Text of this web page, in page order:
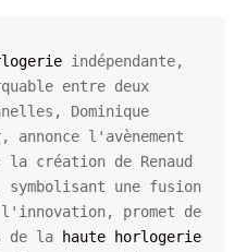
indépendante,
entre deux
Dominique
l'avènement
création de Renaud
une fusion
promet de
de la
haute horlogerie